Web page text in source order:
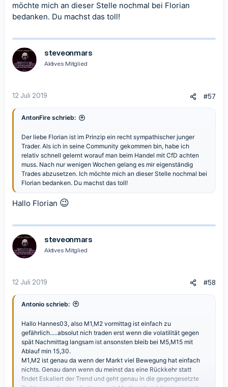
möchte mich an dieser Stelle nochmal bei Florian
bedanken. Du machst das toll!
steveonmars
Aktives Mitglied
12 Juli 2019 #57
AntonFire schrieb:
Der liebe Florian ist im Prinzip ein recht sympathischer junger
Trader. Als ich in seine Community gekommen bin, habe ich
relativ schnell gelernt worauf man beim Handel mit CfD achten
muss. Nach nur wenigen Wochen gelang es mir eigenständig
Trades abzusetzen. Ich möchte mich an dieser Stelle nochmal bei
Florian bedanken. Du machst das toll!
Hallo Florian 😉
steveonmars
Aktives Mitglied
12 Juli 2019 #58
Antonio schrieb:
Hallo Hannes03, also M1,M2 vormittag ist einfach zu
gefährlich.....absolut nich traden erst wenn die volatilität gegen
spät Nachmittag langsam ist ansonsten bleib bei M5,M15 mit
Ablauf min 15,30.
M1,M2 ist genau da wenn der Markt viel Bewegung hat einfach
nichts. Genau dann wenn du meinst das eine Rückkehr statt
findet Eskaliert der Trend und geht genau in die gegengesetzte